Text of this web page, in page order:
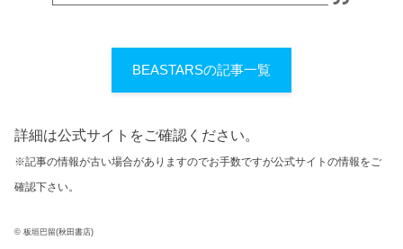
BEASTARSの記事一覧
詳細は公式サイトをご確認ください。
※記事の情報が古い場合がありますのでお手数ですが公式サイトの情報をご
確認下さい。
© 板垣巴留(秋田書店)